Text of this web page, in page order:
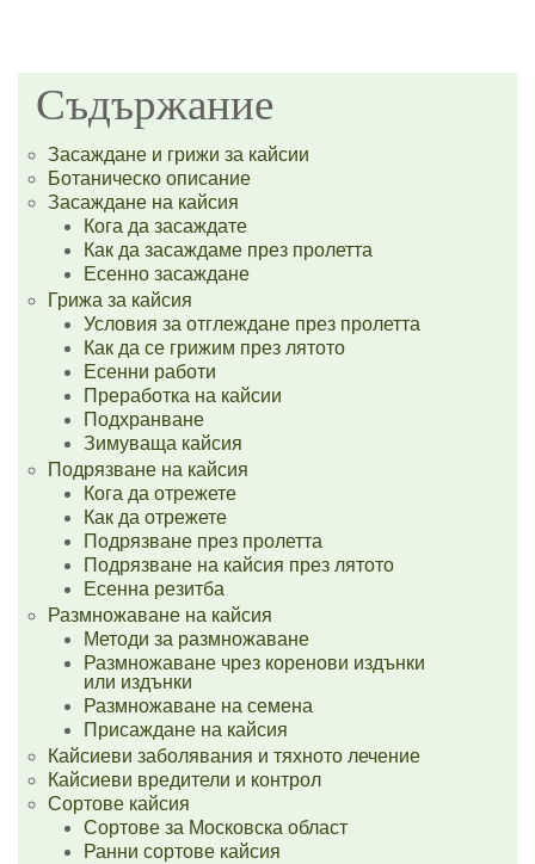
Съдържание
Засаждане и грижи за кайсии
Ботаническо описание
Засаждане на кайсия
Кога да засаждате
Как да засаждаме през пролетта
Есенно засаждане
Грижа за кайсия
Условия за отглеждане през пролетта
Как да се грижим през лятото
Есенни работи
Преработка на кайсии
Подхранване
Зимуваща кайсия
Подрязване на кайсия
Кога да отрежете
Как да отрежете
Подрязване през пролетта
Подрязване на кайсия през лятото
Есенна резитба
Размножаване на кайсия
Методи за размножаване
Размножаване чрез коренови издънки
или издънки
Размножаване на семена
Присаждане на кайсия
Кайсиеви заболявания и тяхното лечение
Кайсиеви вредители и контрол
Сортове кайсия
Сортове за Московска област
Ранни сортове кайсия